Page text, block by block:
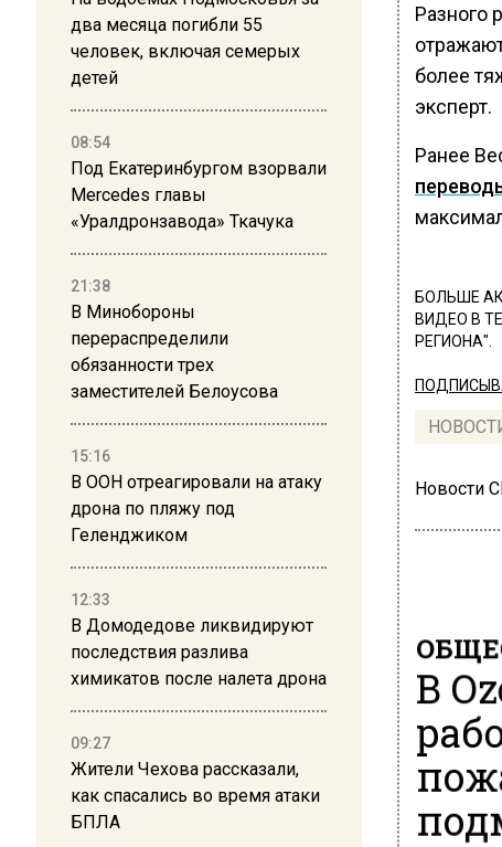
два месяца погибли 55
человек, включая семерых
детей
08:54
Под Екатеринбургом взорвали
Mercedes главы
«Уралдронзавода» Ткачука
21:38
В Минобороны
перераспределили
обязанности трех
заместителей Белоусова
15:16
В ООН отреагировали на атаку
дрона по пляжу под
Геленджиком
12:33
В Домодедове ликвидируют
последствия разлива
химикатов после налета дрона
09:27
Жители Чехова рассказали,
как спасались во время атаки
БПЛА
Разного
более
эксперт.
Ранее
БОЛЬШЕ
ВИДЕО В
РЕГИОНА".
Новости
В